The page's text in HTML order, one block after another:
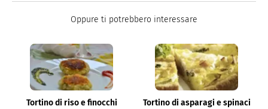
quale trovi idee veloci, facili e spiegate passo passo.
Oppure ti potrebbero interessare
Tortino di riso e finocchi Tortino di asparagi e spinaci